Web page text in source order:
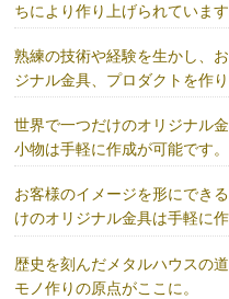
ちにより作り上げられています
熟練の技術や経験を生かし、
ジナル金具、プロダクトを作り
世界で一つだけのオリジナル
小物は手軽に作成が可能です。
お客様のイメージを形にでき
けのオリジナル金具は手軽に
歴史を刻んだメタルハウスの
モノ作りの原点がここに。